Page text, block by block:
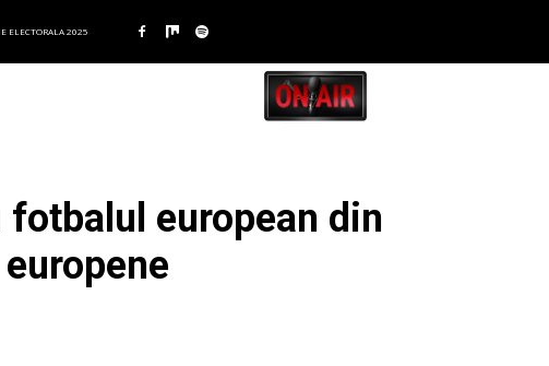
ELECTORALA 2025
fotbalul european din